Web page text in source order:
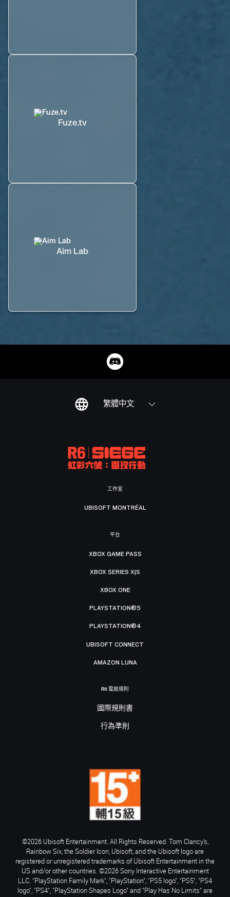
Fuze.tv
Aim Lab
繁體中文
工作室
UBISOFT MONTRÉAL
平台
XBOX GAME PASS
XBOX SERIES X|S
XBOX ONE
PLAYSTATION®5
PLAYSTATION®4
UBISOFT CONNECT
AMAZON LUNA
R6 電競規則
國際規則書
行為準則
©2026 Ubisoft Entertainment. All Rights Reserved. Tom Clancy’s,
Rainbow Six, the Soldier Icon, Ubisoft, and the Ubisoft logo are
registered or unregistered trademarks of Ubisoft Entertainment in the
US and/or other countries. ©2026 Sony Interactive Entertainment
LLC. "PlayStation Family Mark", "PlayStation", "PS5 logo", "PS5", "PS4
logo", "PS4", "PlayStation Shapes Logo" and "Play Has No Limits" are